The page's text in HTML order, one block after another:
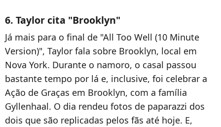
6. Taylor cita "Brooklyn"
Já mais para o final de "All Too Well (10 Minute
Version)", Taylor fala sobre Brooklyn, local em
Nova York. Durante o namoro, o casal passou
bastante tempo por lá e, inclusive, foi celebrar a
Ação de Graças em Brooklyn, com a família
Gyllenhaal. O dia rendeu fotos de paparazzi dos
dois que são replicadas pelos fãs até hoje. E,